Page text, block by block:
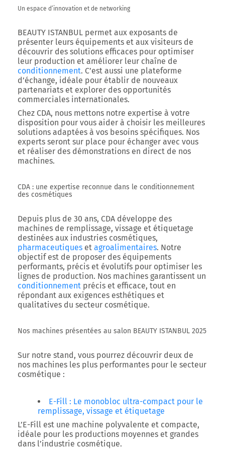
Un espace d’innovation et de networking
BEAUTY ISTANBUL permet aux exposants de
présenter leurs équipements et aux visiteurs de
découvrir des solutions efficaces pour optimiser
leur production et améliorer leur chaîne de
conditionnement. C’est aussi une plateforme
d’échange, idéale pour établir de nouveaux
partenariats et explorer des opportunités
commerciales internationales.
Chez CDA, nous mettons notre expertise à votre
disposition pour vous aider à choisir les meilleures
solutions adaptées à vos besoins spécifiques. Nos
experts seront sur place pour échanger avec vous
et réaliser des démonstrations en direct de nos
machines.
CDA : une expertise reconnue dans le conditionnement
des cosmétiques
Depuis plus de 30 ans, CDA développe des
machines de remplissage, vissage et étiquetage
destinées aux industries cosmétiques,
pharmaceutiques et agroalimentaires. Notre
objectif est de proposer des équipements
performants, précis et évolutifs pour optimiser les
lignes de production. Nos machines garantissent un
conditionnement précis et efficace, tout en
répondant aux exigences esthétiques et
qualitatives du secteur cosmétique.
Nos machines présentées au salon BEAUTY ISTANBUL 2025
Sur notre stand, vous pourrez découvrir deux de
nos machines les plus performantes pour le secteur
cosmétique :
E-Fill : Le monobloc ultra-compact pour le
remplissage, vissage et étiquetage
L’E-Fill est une machine polyvalente et compacte,
idéale pour les productions moyennes et grandes
dans l’industrie cosmétique.